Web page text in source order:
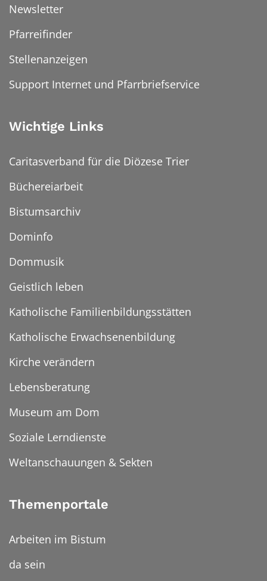
Newsletter
Pfarreifinder
Stellenanzeigen
Support Internet und Pfarrbriefservice
Wichtige Links
Caritasverband für die Diözese Trier
Büchereiarbeit
Bistumsarchiv
Dominfo
Dommusik
Geistlich leben
Katholische Familienbildungsstätten
Katholische Erwachsenenbildung
Kirche verändern
Lebensberatung
Museum am Dom
Soziale Lerndienste
Weltanschauungen & Sekten
Themenportale
Arbeiten im Bistum
da sein